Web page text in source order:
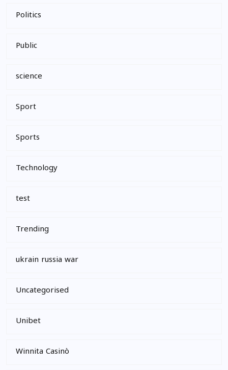
Politics
Public
science
Sport
Sports
Technology
test
Trending
ukrain russia war
Uncategorised
Unibet
Winnita Casinò